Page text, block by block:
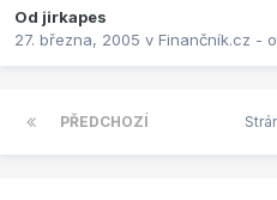
Od jirkapes
27. března, 2005 v Finančník.cz -
PŘEDCHOZÍ